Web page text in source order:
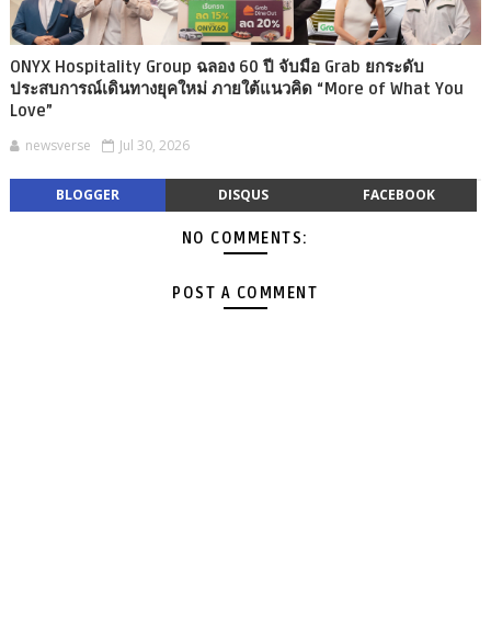
ONYX Hospitality Group ฉลอง 60 ปี จับมือ Grab ยกระดับ
ประสบการณ์เดินทางยุคใหม่ ภายใต้แนวคิด “More of What You
Love”
newsverse Jul 30, 2026
BLOGGER DISQUS FACEBOOK
NO COMMENTS:
POST A COMMENT